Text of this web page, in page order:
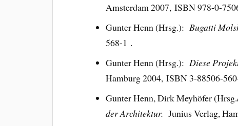
Amsterdam 2007, ISBN 978-0-
Gunter Henn (Hrsg.): Bugatti
568-1 .
Gunter Henn (Hrsg.): Diese
Hamburg 2004, ISBN 3-88506-
Gunter Henn, Dirk Meyhöfer
der Architektur. Junius Verlag,